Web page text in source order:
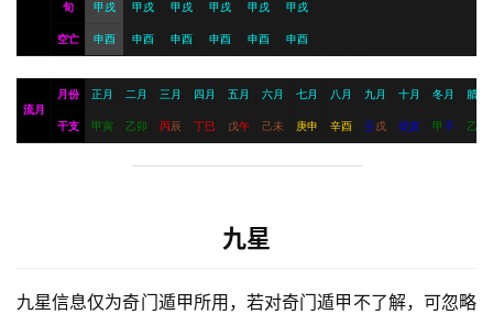
旬 甲戌 甲戌 甲戌 甲戌 甲戌 甲戌
空亡 申酉 申酉 申酉 申酉 申酉 申酉
流月
月份 正月 二月 三月 四月 五月 六月 七月 八月 九月 十月 冬月 腊月
干支 甲寅 乙卯 丙辰 丁巳 戊午 己未 庚申 辛酉 壬戌 癸亥 甲子 乙
九星
九星信息仅为奇门遁甲所用，若对奇门遁甲不了解，可忽略